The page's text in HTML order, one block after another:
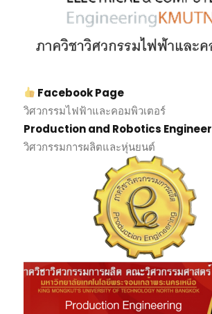
Facebook Page
วิศวกรรมไฟฟ้าและคอมพิวเตอร์
Production and Robotics
วิศวกรรมการผลิตและหุ่นยนต์